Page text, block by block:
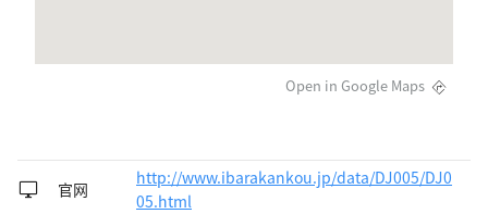
Open in Google Maps
官网
http://www.ibarakankou.jp/data/DJ005/DJ0
05.html